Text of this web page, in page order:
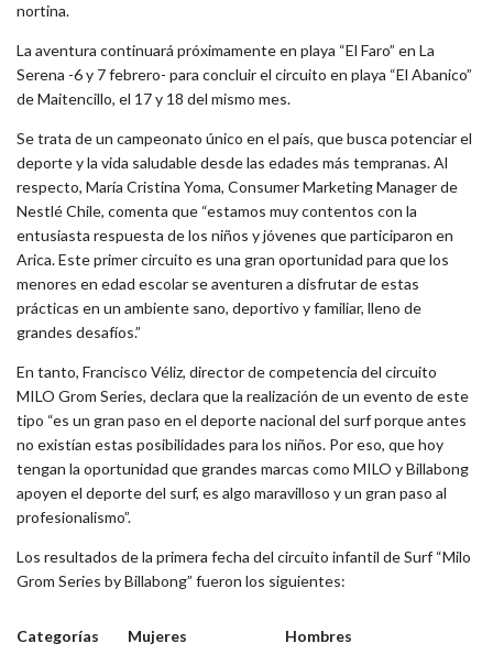
nortina.
La aventura continuará próximamente en playa “El Faro” en La
Serena -6 y 7 febrero- para concluir el circuito en playa “El Abanico”
de Maitencillo, el 17 y 18 del mismo mes.
Se trata de un campeonato único en el país, que busca potenciar el
deporte y la vida saludable desde las edades más tempranas. Al
respecto, María Cristina Yoma, Consumer Marketing Manager de
Nestlé Chile, comenta que “estamos muy contentos con la
entusiasta respuesta de los niños y jóvenes que participaron en
Arica. Este primer circuito es una gran oportunidad para que los
menores en edad escolar se aventuren a disfrutar de estas
prácticas en un ambiente sano, deportivo y familiar, lleno de
grandes desafíos.”
En tanto, Francisco Véliz, director de competencia del circuito
MILO Grom Series, declara que la realización de un evento de este
tipo “es un gran paso en el deporte nacional del surf porque antes
no existían estas posibilidades para los niños. Por eso, que hoy
tengan la oportunidad que grandes marcas como MILO y Billabong
apoyen el deporte del surf, es algo maravilloso y un gran paso al
profesionalismo”.
Los resultados de la primera fecha del circuito infantil de Surf “Milo
Grom Series by Billabong” fueron los siguientes:
Categorías Mujeres Hombres